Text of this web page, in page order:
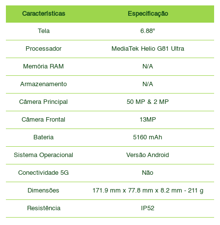
Características Especificação
Tela 6.88"
Processador MediaTek Helio G81 Ultra
Memória RAM N/A
Armazenamento N/A
Câmera Principal 50 MP & 2 MP
Câmera Frontal 13MP
Bateria 5160 mAh
Sistema Operacional Versão Android
Conectividade 5G Não
Dimensões 171.9 mm x 77.8 mm x 8.2 mm - 211 g
Resistência IP52